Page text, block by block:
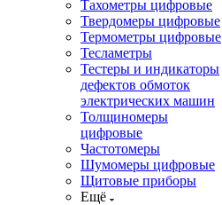
Тахометры цифровые
Твердомеры цифровые
Термометры цифровые
Тесламетры
Тестеры и индикаторы
дефектов обмоток
электрических машин
Толщиномеры
цифровые
Частотомеры
Шумомеры цифровые
Щитовые приборы
Ещё